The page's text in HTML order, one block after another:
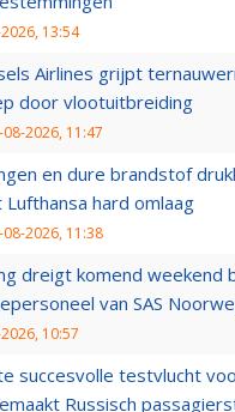
13:54
Airlines grijpt
door vlootuitbreiding
08-2026, 11:47
en dure brandstof
Lufthansa hard omlaag
08-2026, 11:38
dreigt komend weekend
van SAS
10:57
succesvolle testvlucht
Russisch